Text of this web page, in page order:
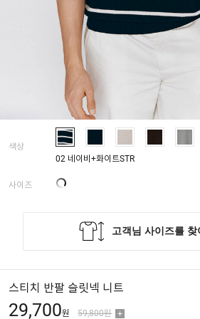
색상
02 네이비+화이트STR
사이즈
스티치 반팔 슬릿넥 니트
29,700원 59,800원